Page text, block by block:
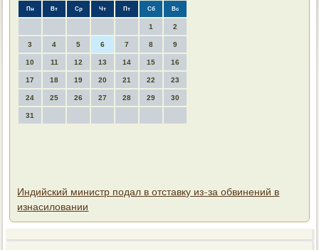
Пн Вт Ср Чт Пт Сб Вс
1 2
3 4 5 6 7 8 9
10 11 12 13 14 15 16
17 18 19 20 21 22 23
24 25 26 27 28 29 30
31
Индийский министр подал в отставку из-за обвинений в
изнасиловании